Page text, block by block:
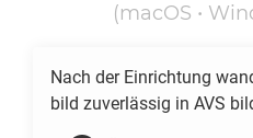
(macOS •
Nach der Einrichtung
bild zuverlässig in AVS